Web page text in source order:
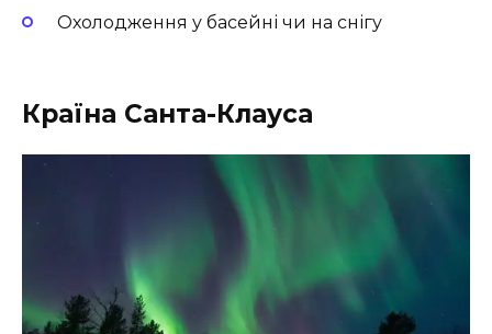
Охолодження у басейні чи на снігу
Країна Санта-Клауса